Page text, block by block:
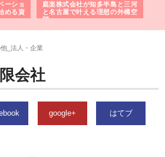
ーショ
める資
庭楽株式会社が知多半島と三河
と名古屋で叶える理想の外構空
間
_法人・企業
会社
google+ はてブ